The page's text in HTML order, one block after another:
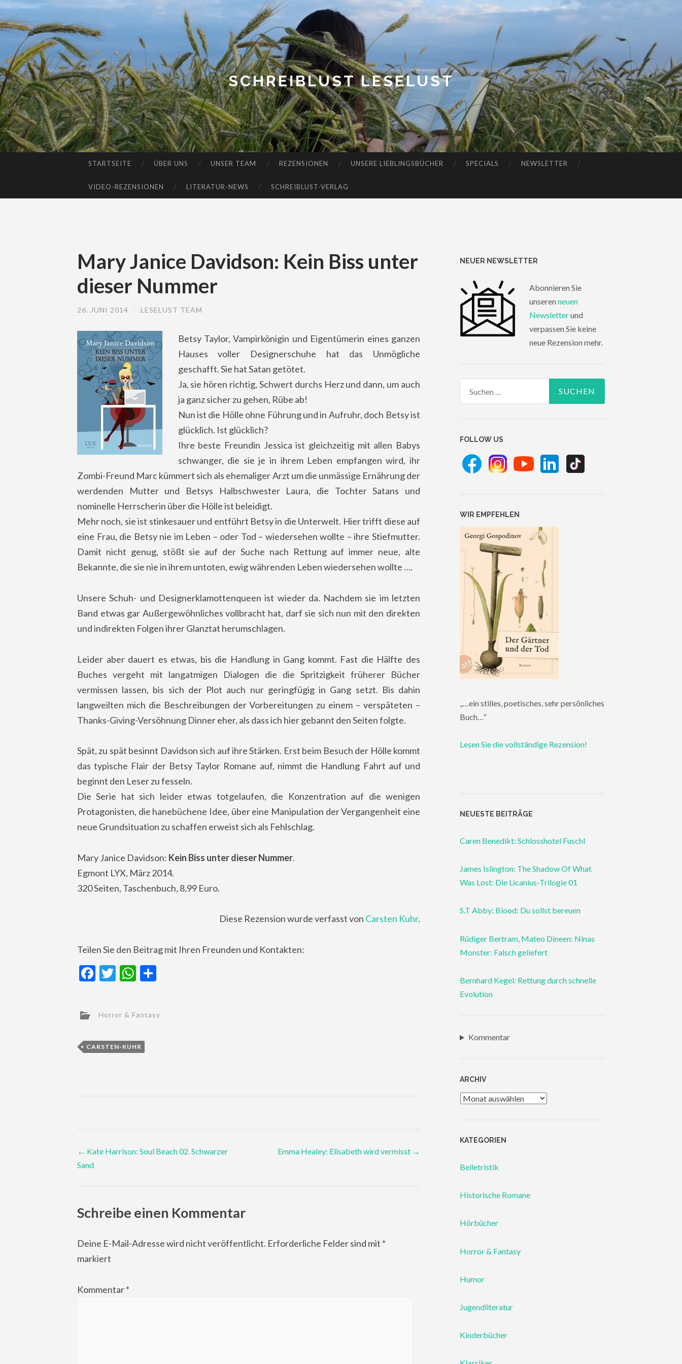
SCHREIBLUST LESELUST
STARTSEITE ÜBER UNS UNSER TEAM REZENSIONEN UNSERE LIEBLINGSBÜCHER SPECIALS NEWSLETTER
VIDEO-REZENSIONEN LITERATUR-NEWS SCHREIBLUST-VERLAG
Mary Janice Davidson: Kein Biss unter
dieser Nummer
26. JUNI 2014 LESELUST TEAM
Betsy Taylor, Vampirkönigin und Eigentümerin eines ganzen
Hauses voller Designerschuhe hat das Unmögliche
geschafft. Sie hat Satan getötet.
Ja, sie hören richtig, Schwert durchs Herz und dann, um auch
ja ganz sicher zu gehen, Rübe ab!
Nun ist die Hölle ohne Führung und in Aufruhr, doch Betsy ist
glücklich. Ist glücklich?
Ihre beste Freundin Jessica ist gleichzeitig mit allen Babys
schwanger, die sie je in ihrem Leben empfangen wird, ihr
Zombi-Freund Marc kümmert sich als ehemaliger Arzt um die unmässige Ernährung der
werdenden Mutter und Betsys Halbschwester Laura, die Tochter Satans und
nominelle Herrscherin über die Hölle ist beleidigt.
Mehr noch, sie ist stinkesauer und entführt Betsy in die Unterwelt. Hier trifft diese auf
eine Frau, die Betsy nie im Leben – oder Tod – wiedersehen wollte – ihre Stiefmutter.
Damit nicht genug, stößt sie auf der Suche nach Rettung auf immer neue, alte
Bekannte, die sie nie in ihrem untoten, ewig währenden Leben wiedersehen wollte ….
Unsere Schuh- und Designerklamottenqueen ist wieder da. Nachdem sie im letzten
Band etwas gar Außergewöhnliches vollbracht hat, darf sie sich nun mit den direkten
und indirekten Folgen ihrer Glanztat herumschlagen.
Leider aber dauert es etwas, bis die Handlung in Gang kommt. Fast die Hälfte des
Buches vergeht mit langatmigen Dialogen die die Spritzigkeit früherer Bücher
vermissen lassen, bis sich der Plot auch nur geringfügig in Gang setzt. Bis dahin
langweilten mich die Beschreibungen der Vorbereitungen zu einem – verspäteten –
Thanks-Giving-Versöhnung Dinner eher, als dass ich hier gebannt den Seiten folgte.
Spät, zu spät besinnt Davidson sich auf ihre Stärken. Erst beim Besuch der Hölle kommt
das typische Flair der Betsy Taylor Romane auf, nimmt die Handlung Fahrt auf und
beginnt den Leser zu fesseln.
Die Serie hat sich leider etwas totgelaufen, die Konzentration auf die wenigen
Protagonisten, die hanebüchene Idee, über eine Manipulation der Vergangenheit eine
neue Grundsituation zu schaffen erweist sich als Fehlschlag.
Mary Janice Davidson: Kein Biss unter dieser Nummer.
Egmont LYX, März 2014.
320 Seiten, Taschenbuch, 8,99 Euro.
Diese Rezension wurde verfasst von Carsten Kuhr.
Teilen Sie den Beitrag mit Ihren Freunden und Kontakten:
Facebook
TwitterWhatsApp
Horror & Fantasy
CARSTEN-KUHR
Post
← Kate Harrison: Soul Beach 02. Schwarzer
Sand
Emma Healey: Elisabeth wird vermisst →
Schreibe einen Kommentar
Deine E-Mail-Adresse wird nicht veröffentlicht. Erforderliche Felder sind mit *
markiert
Kommentar*
NEUER NEWSLETTER
Abonnieren Sie
unserenneuen
Newsletterund
verpassen Sie keine
neue Rezension mehr.
FOLLOW US
WIR EMPFEHLEN
„…ein stilles, poetisches, sehr persönliches
Buch…“
Lesen Sie die vollständige Rezension!
NEUESTE BEITRÄGE
Caren Benedikt: Schlosshotel Fuschl
James Islington: The Shadow Of What
Was Lost: Die Licanius-Trilogie 01
S.T Abby: Blood: Du sollst bereuen
Rüdiger Bertram, Mateo Dineen: Ninas
Monster: Falsch geliefert
Bernhard Kegel: Rettung durch schnelle
Evolution
Kommentar
ARCHIV
Archiv
KATEGORIEN
Belletristik
Historische Romane
Hörbücher
Horror & Fantasy
Humor
Jugendliteratur
Kinderbücher